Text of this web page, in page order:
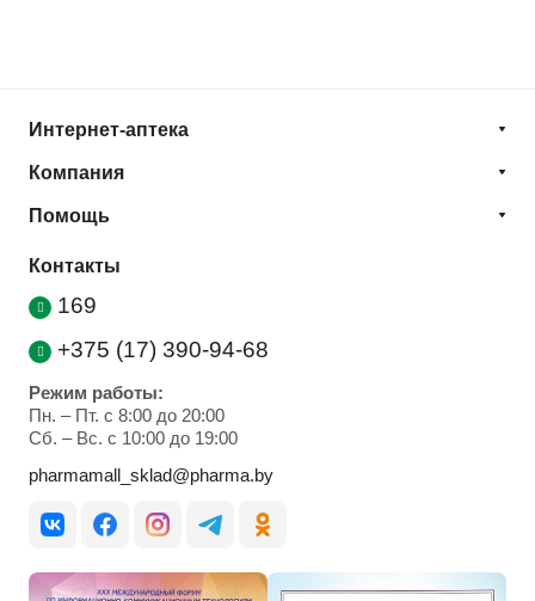
Интернет-аптека
Компания
Помощь
Контакты
169
+375 (17) 390-94-68
Режим работы:
Пн. – Пт. с 8:00 до 20:00
Cб. – Вс. с 10:00 до 19:00
pharmamall_sklad@pharma.by